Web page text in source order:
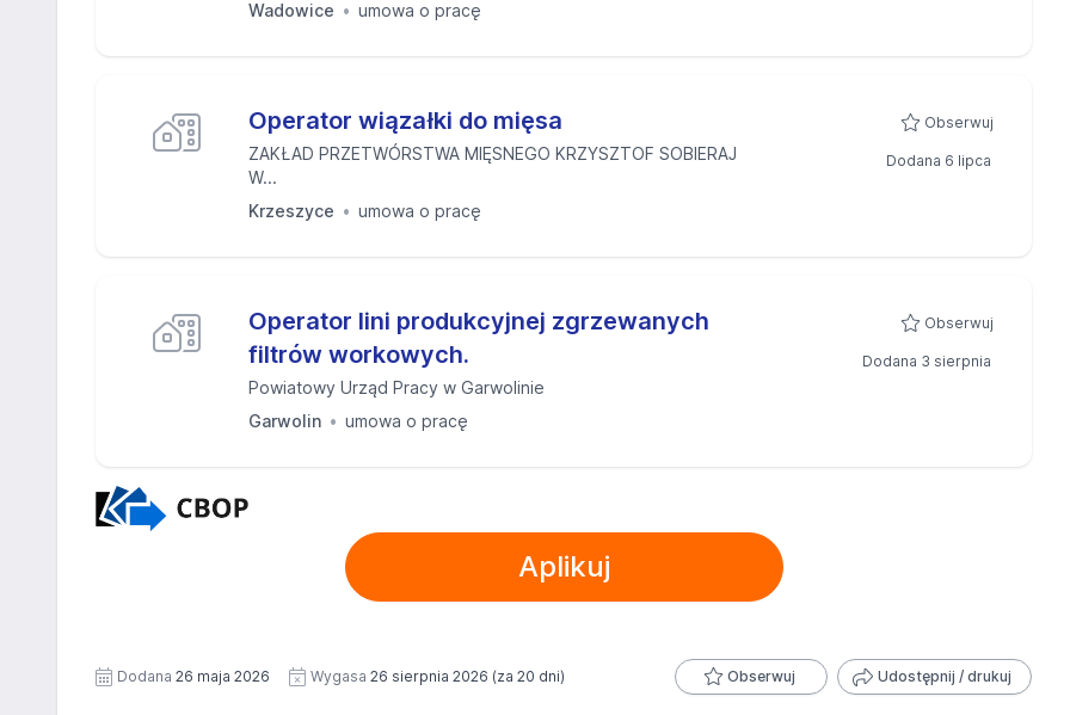
Wadowice
umowa o pracę
Operator wiązałki do mięsa
ZAKŁAD PRZETWÓRSTWA MIĘSNEGO KRZYSZTOF SOBIERAJ
W...
Krzeszyce
umowa o pracę
Obserwuj
Dodana 6 lipca
Operator lini produkcyjnej zgrzewanych
filtrów workowych.
Powiatowy Urząd Pracy w Garwolinie
Garwolin
umowa o pracę
Obserwuj
Dodana 3 sierpnia
Aplikuj
Dodana 26 maja 2026 Wygasa 26 sierpnia 2026 (za 20 dni) Obserwuj Udostępnij / drukuj